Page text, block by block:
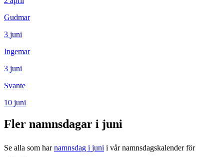
Gudmar
3 juni
Ingemar
3 juni
Svante
10 juni
Fler namnsdagar i juni
Se alla som har namnsdag i juni i vår namnsdagskalender för